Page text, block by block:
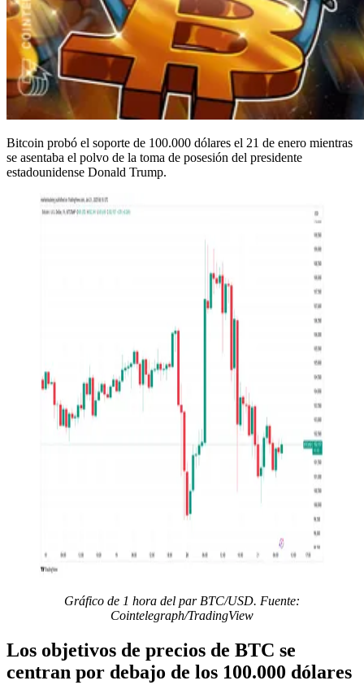
Bitcoin probó el soporte de 100.000 dólares el 21 de enero mientras
se asentaba el polvo de la toma de posesión del presidente
estadounidense Donald Trump.
Gráfico de 1 hora del par BTC/USD. Fuente:
Cointelegraph/TradingView
Los objetivos de precios de BTC se
centran por debajo de los 100.000 dólares